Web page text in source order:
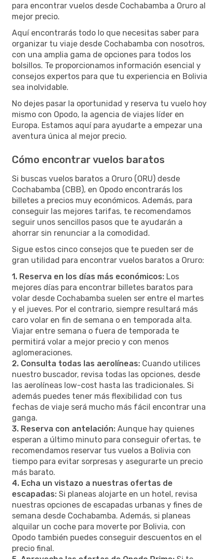
para encontrar vuelos desde Cochabamba a Oruro al
mejor precio.
Aquí encontrarás todo lo que necesitas saber para
organizar tu viaje desde Cochabamba con nosotros,
con una amplia gama de opciones para todos los
bolsillos. Te proporcionamos información esencial y
consejos expertos para que tu experiencia en Bolivia
sea inolvidable.
No dejes pasar la oportunidad y reserva tu vuelo hoy
mismo con Opodo, la agencia de viajes líder en
Europa. Estamos aquí para ayudarte a empezar una
aventura única al mejor precio.
Cómo encontrar vuelos baratos
Si buscas vuelos baratos a Oruro (ORU) desde
Cochabamba (CBB), en Opodo encontrarás los
billetes a precios muy económicos. Además, para
conseguir las mejores tarifas, te recomendamos
seguir unos sencillos pasos que te ayudarán a
ahorrar sin renunciar a la comodidad.
Sigue estos cinco consejos que te pueden ser de
gran utilidad para encontrar vuelos baratos a Oruro:
1. Reserva en los días más económicos: Los
mejores días para encontrar billetes baratos para
volar desde Cochabamba suelen ser entre el martes
y el jueves. Por el contrario, siempre resultará más
caro volar en fin de semana o en temporada alta.
Viajar entre semana o fuera de temporada te
permitirá volar a mejor precio y con menos
aglomeraciones.
2. Consulta todas las aerolíneas: Cuando utilices
nuestro buscador, revisa todas las opciones, desde
las aerolíneas low-cost hasta las tradicionales. Si
además puedes tener más flexibilidad con tus
fechas de viaje será mucho más fácil encontrar una
ganga.
3. Reserva con antelación: Aunque hay quienes
esperan a último minuto para conseguir ofertas, te
recomendamos reservar tus vuelos a Bolivia con
tiempo para evitar sorpresas y asegurarte un precio
más barato.
4. Echa un vistazo a nuestras ofertas de
escapadas: Si planeas alojarte en un hotel, revisa
nuestras opciones de escapadas urbanas y fines de
semana desde Cochabamba. Además, si planeas
alquilar un coche para moverte por Bolivia, con
Opodo también puedes conseguir descuentos en el
precio final.